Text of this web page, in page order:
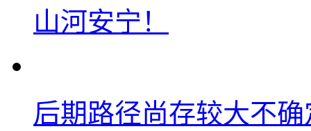
山河安宁！
后期路径尚存较大不